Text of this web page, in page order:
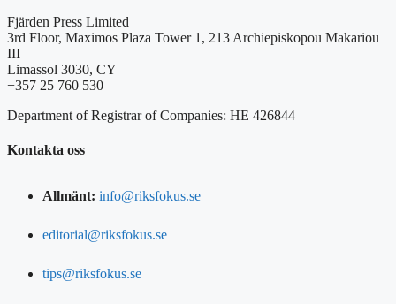
Fjärden Press Limited
3rd Floor, Maximos Plaza Tower 1, 213 Archiepiskopou Makariou
III
Limassol 3030, CY
+357 25 760 530
Department of Registrar of Companies: HE 426844
Kontakta oss
Allmänt: info@riksfokus.se
editorial@riksfokus.se
tips@riksfokus.se